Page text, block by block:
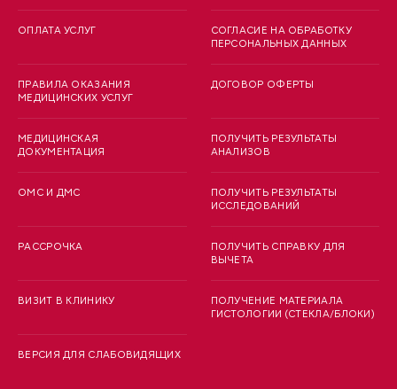
ОПЛАТА УСЛУГ
ПРАВИЛА ОКАЗАНИЯ
МЕДИЦИНСКИХ УСЛУГ
МЕДИЦИНСКАЯ
ДОКУМЕНТАЦИЯ
ОМС И ДМС
РАССРОЧКА
ВИЗИТ В КЛИНИКУ
ВЕРСИЯ ДЛЯ СЛАБОВИДЯЩИХ
СОГЛАСИЕ НА ОБРАБОТКУ
ПЕРСОНАЛЬНЫХ ДАННЫХ
ДОГОВОР ОФЕРТЫ
ПОЛУЧИТЬ РЕЗУЛЬТАТЫ
АНАЛИЗОВ
ПОЛУЧИТЬ РЕЗУЛЬТАТЫ
ИССЛЕДОВАНИЙ
ПОЛУЧИТЬ СПРАВКУ ДЛЯ
ВЫЧЕТА
ПОЛУЧЕНИЕ МАТЕРИАЛА
ГИСТОЛОГИИ (СТЕКЛА/БЛОКИ)